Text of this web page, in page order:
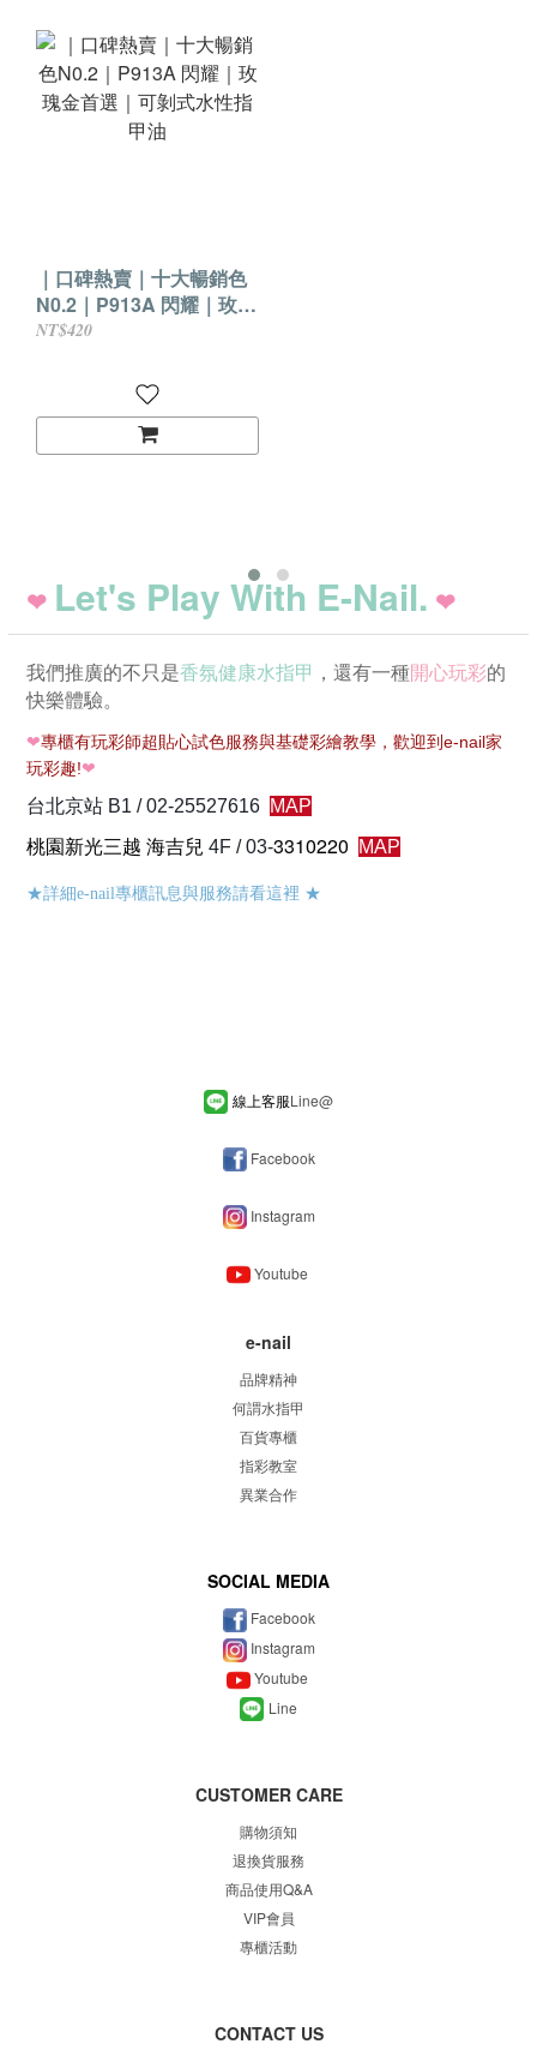
｜口碑熱賣｜十大暢銷色
N0.2｜P913A 閃耀｜玫瑰
金首選｜可剝式水性指甲
NT$420
❤ Let's Play With E-Nail. ❤
我們推廣的不只是香氛健康水指甲 ，還有一種開心玩彩的
快樂體驗。
❤專櫃有玩彩師超貼心試色服務與基礎彩繪教學，歡迎到e-nail家
玩彩趣!❤
台北京站 B1 / 02-25527616 MAP
桃園新光三越 海吉兒 4F / 03-3310220 MAP
★詳細e-nail專櫃訊息與服務請看這裡 ★
線上客服Line@
Facebook
Instagram
Youtube
e-nail
品牌精神
何謂水指甲
百貨專櫃
指彩教室
異業合作
SOCIAL MEDIA
Facebook
Instagram
Youtube
Line
CUSTOMER CARE
購物須知
退換貨服務
商品使用Q&A
VIP會員
專櫃活動
CONTACT US